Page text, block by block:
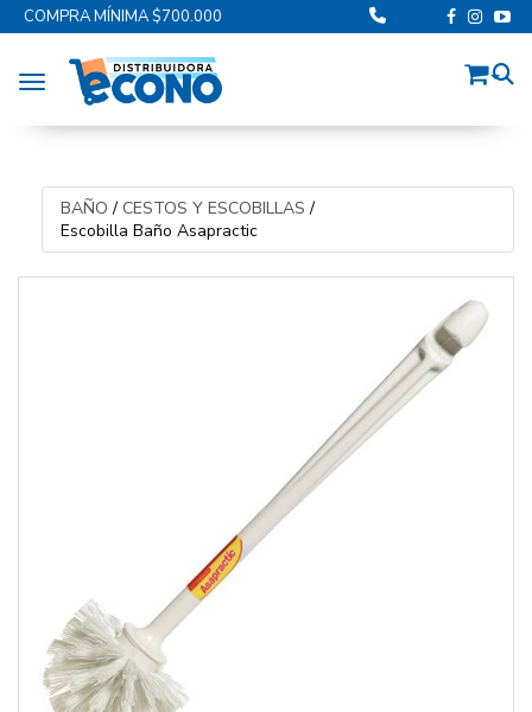
COMPRA MÍNIMA $700.000
Toggle navigation
BAÑO / CESTOS Y ESCOBILLAS /
Escobilla Baño Asapractic